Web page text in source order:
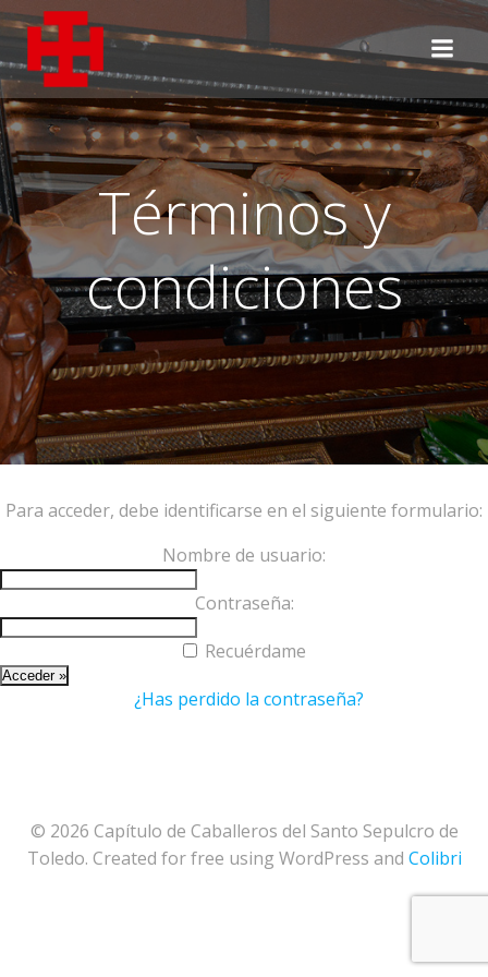
al
contenido
Términos y
condiciones
Para acceder, debe identificarse en el siguiente formulario:
Nombre de usuario:
Contraseña:
Recuérdame
¿Has perdido la contraseña?
© 2026 Capítulo de Caballeros del Santo Sepulcro de
Toledo. Created for free using WordPress and Colibri